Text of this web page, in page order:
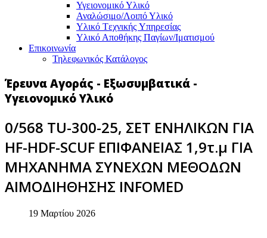
Υγειονομικό Υλικό
Αναλώσιμο/Λοιπό Υλικό
Υλικό Tεχνικής Yπηρεσίας
Υλικό Αποθήκης Παγίων/Ιματισμού
Επικοινωνία
Τηλεφωνικός Κατάλογος
Έρευνα Αγοράς - Εξωσυμβατικά -
Υγειονομικό Υλικό
0/568 TU-300-25, ΣΕΤ ΕΝΗΛΙΚΩΝ ΓΙΑ
HF-HDF-SCUF ΕΠΙΦΑΝΕΙΑΣ 1,9τ.μ ΓΙΑ
ΜΗΧΑΝΗΜΑ ΣΥΝΕΧΩΝ ΜΕΘΟΔΩΝ
ΑΙΜΟΔΙΗΘΗΣΗΣ INFOMED
19 Μαρτίου 2026